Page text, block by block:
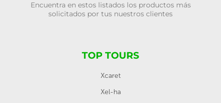
Encuentra en estos listados los productos más
solicitados por tus nuestros clientes
TOP TOURS
Xcaret
Xel-ha